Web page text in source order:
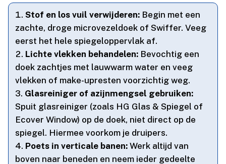
Stof en los vuil verwijderen: Begin met een
zachte, droge microvezeldoek of Swiffer.​ Veeg
eerst het hele spiegeloppervlak af.​
Lichte vlekken behandelen: Bevochtig een
doek zachtjes met lauwwarm water en veeg
vlekken of make-upresten voorzichtig weg.​
Glasreiniger of azijnmengsel gebruiken:
Spuit glasreiniger (zoals HG Glas & Spiegel of
Ecover Window) op de doek, niet direct op de
spiegel.​ Hiermee voorkom je druipers.​
Poets in verticale banen: Werk altijd van
boven naar beneden en neem ieder gedeelte